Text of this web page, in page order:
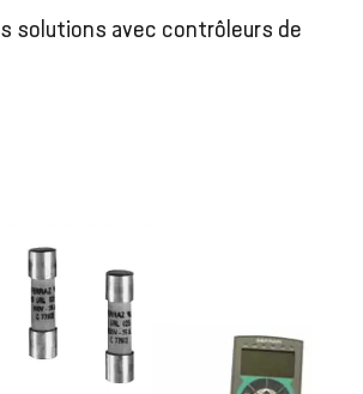
solutions avec contrôleurs de